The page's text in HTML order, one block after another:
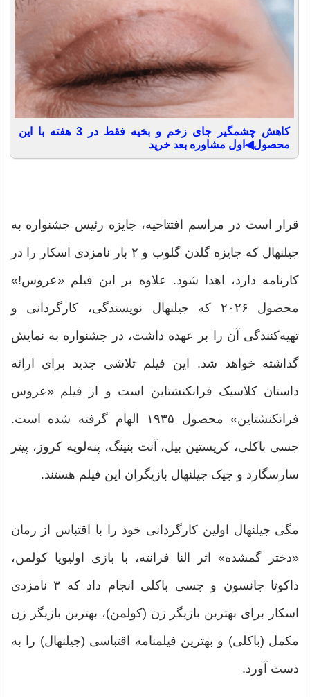
کاهش چشمگیر جای زخم و بخیه فقط در 3 هفته با این
محصول◀اول مشاوره بعد خرید
قرار است در مراسم افتتاحیه، جایزه رئیس جشنواره به
جیلنهال که جایزه گلدن گلوب و ۲ بار نامزدی اسکار را در
کارنامه دارد، اهدا شود. علاوه بر این فیلم «عروس!»
محصول ۲۰۲۶ که جیلنهال نویسندگی، کارگردانی و
تهیه‌کنندگی آن را بر عهده داشت، در جشنواره به نمایش
گذاشته خواهد شد. این فیلم تلاشی جدید برای ارائه
داستان کلاسیک فرانکنشتاین است و از فیلم «عروس
فرانکنشتاین» محصول ۱۹۳۵ الهام گرفته شده است.
جسی باکلی، کریستین بیل، آنت بنینگ، پنه‌لوپه کروز، پیتر
سارسگارد و جیک جیلنهال بازیگران این فیلم هستند.
مگی جیلنهال اولین کارگردانی خود را با اقتباس از رمان
«دختر گمشده» اثر النا فرانته، با بازی اولیویا کولمن،
داکوتا جانسون و جسی باکلی انجام داد که ۳ نامزدی
اسکار برای بهترین بازیگر زن (کولمن)، بهترین بازیگر زن
مکمل (باکلی) و بهترین فیلمنامه اقتباسی (جیلنهال) را به
دست آورد.